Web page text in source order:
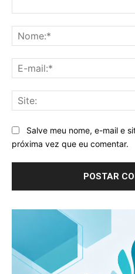
Salve meu nome, e-mail e
próxima vez que eu comentar.